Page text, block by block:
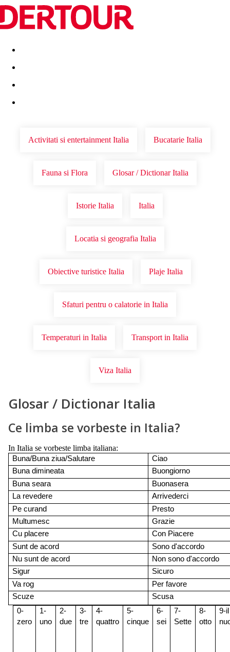
Destinatii Vacanta perfecta OFERTE DE NERATAT
Activitati si entertainment Italia Bucatarie Italia
Fauna si Flora Glosar / Dictionar Italia
Istorie Italia Italia
Locatia si geografia Italia
Obiective turistice Italia Plaje Italia
Sfaturi pentru o calatorie in Italia
Temperaturi in Italia Transport in Italia
Viza Italia
Glosar / Dictionar Italia
Ce limba se vorbeste in Italia?
In Italia se vorbeste limba italiana:
Buna/Buna ziua/Salutare
Ciao
Buna dimineata
Buongiorno
Buna seara
Buonasera
La revedere
Arrivederci
Pe curand
Presto
Multumesc
Grazie
Cu placere
Con Piacere
Sunt de acord
Sono d'accordo
Nu sunt de acord
Non sono d'accordo
Sigur
Sicuro
Va rog
Per favore
Scuze
Scusa
0-
zero
1-
uno
2-
due
3-
tre
4-
quattro
5-
cinque
6-
sei
7-
Sette
8-
otto
9-il